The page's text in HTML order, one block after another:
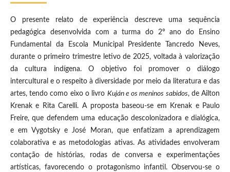
O presente relato de experiência descreve uma sequência
pedagógica desenvolvida com a turma do 2º ano do Ensino
Fundamental da Escola Municipal Presidente Tancredo Neves,
durante o primeiro trimestre letivo de 2025, voltada à valorização
da cultura indígena. O objetivo foi promover o diálogo
intercultural e o respeito à diversidade por meio da literatura e das
artes, tendo como eixo o livro Kuján e os meninos sabidos, de Ailton
Krenak e Rita Carelli. A proposta baseou-se em Krenak e Paulo
Freire, que defendem uma educação descolonizadora e dialógica,
e em Vygotsky e José Moran, que enfatizam a aprendizagem
colaborativa e as metodologias ativas. As atividades envolveram
contação de histórias, rodas de conversa e experimentações
artísticas, favorecendo o protagonismo infantil. Observou-se o